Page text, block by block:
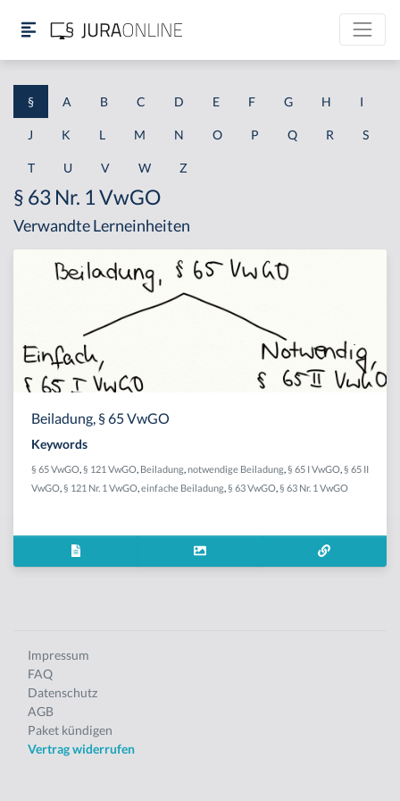
§ A B C D E F G H I
J K L M N O P Q R S
T U V W Z
§ 63 Nr. 1 VwGO
Verwandte Lerneinheiten
Beiladung, § 65 VwGO
Keywords
§ 65 VwGO § 121 VwGO Beiladung notwendige Beiladung § 65 I VwGO § 65 II
VwGO § 121 Nr. 1 VwGO einfache Beiladung § 63 VwGO § 63 Nr. 1 VwGO
Impressum
FAQ
Datenschutz
AGB
Paket kündigen
Vertrag widerrufen